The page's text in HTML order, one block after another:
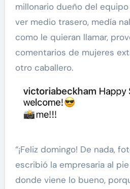
millonario dueño del
ver medio trasero, medía
como le quieran llamar,
comentarios de mujeres
otro caballero.
“¡Feliz domingo! De nada,
escribió la empresaria al
donde viene lo bueno,